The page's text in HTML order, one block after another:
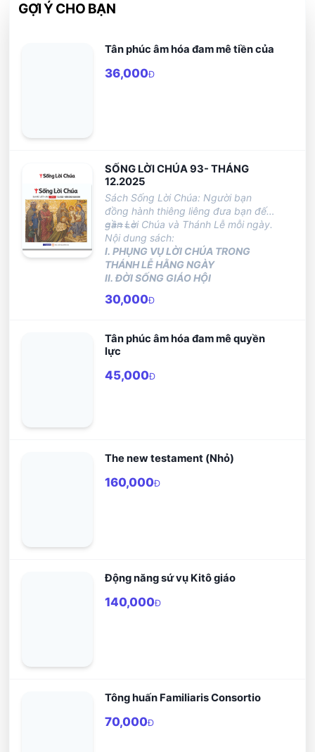
GỢI Ý CHO BẠN
Tân phúc âm hóa đam mê tiền của
36,000Đ
SỐNG LỜI CHÚA 93- THÁNG
12.2025
Sách Sống Lời Chúa: Người bạn
đồng hành thiêng liêng đưa bạn đến
gần Lời Chúa và Thánh Lễ mỗi ngày.
=====
Nội dung sách:
I. PHỤNG VỤ LỜI CHÚA TRONG
THÁNH LỄ HẰNG NGÀY
II. ĐỜI SỐNG GIÁO HỘI
30,000Đ
Tân phúc âm hóa đam mê quyền
lực
45,000Đ
The new testament (Nhỏ)
160,000Đ
Động năng sứ vụ Kitô giáo
140,000Đ
Tông huấn Familiaris Consortio
70,000Đ